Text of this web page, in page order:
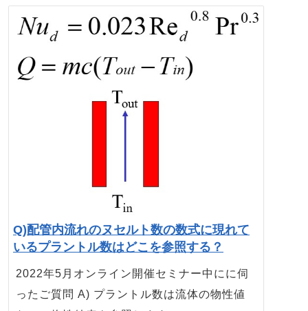
Q)配管内流れのヌセルト数の数式に現れて
いるプラントル数はどこを参照する？
2022年5月オンライン開催セミナー中にに伺
ったご質問 A) プラントル数は流体の物性値